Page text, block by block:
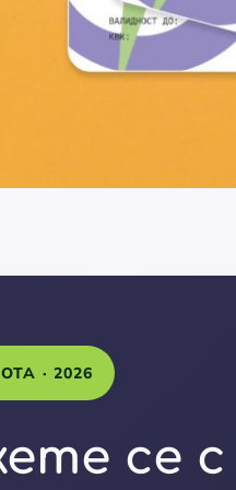
· 2026
се с